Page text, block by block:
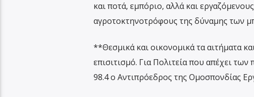
και ποτά, εμπόριο, αλλά και
αγροτοκτηνοτρόφους της δύναμης των
**Θεσμικά και οικονομικά τα αιτήματα
επισιτισμό. Για Πολιτεία που απέχει
98.4 ο Αντιπρόεδρος της Ομοσπονδίας